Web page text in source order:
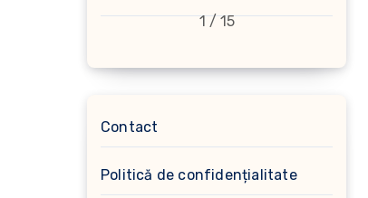
1 / 15
Contact
Politică de confidențialitate